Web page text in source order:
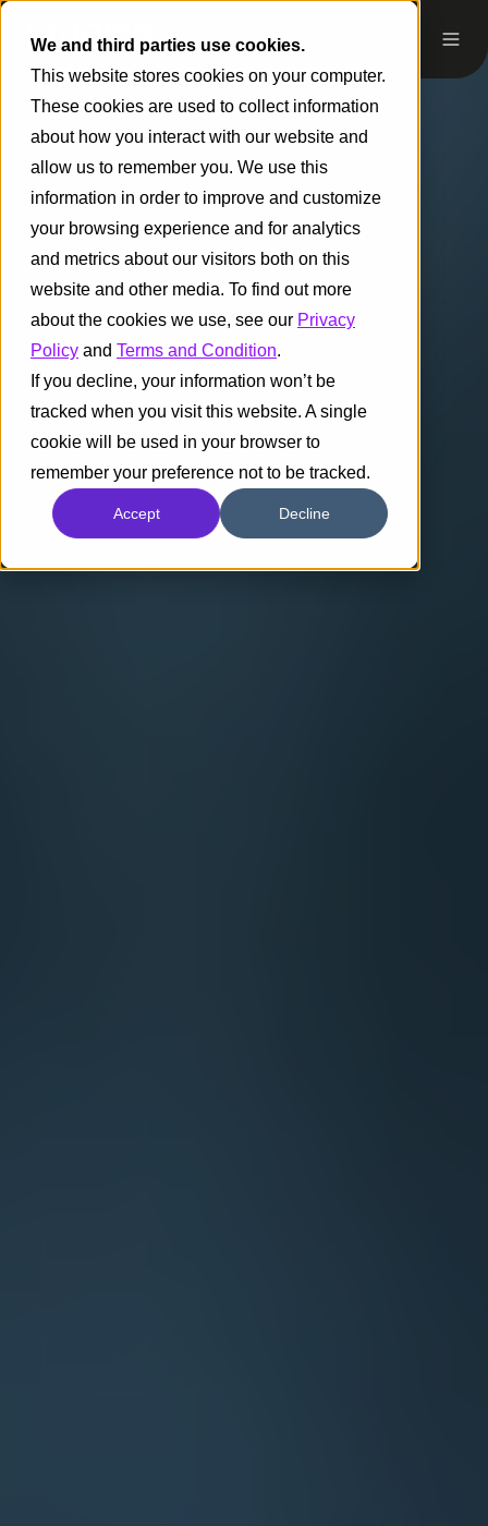
We and third parties use cookies.
This website stores cookies on your computer.
These cookies are used to collect information
about how you interact with our website and
allow us to remember you. We use this
information in order to improve and customize
your browsing experience and for analytics
and metrics about our visitors both on this
website and other media. To find out more
about the cookies we use, see our Privacy
Policy and Terms and Condition.
If you decline, your information won’t be
tracked when you visit this website. A single
cookie will be used in your browser to
remember your preference not to be tracked.
Accept Decline